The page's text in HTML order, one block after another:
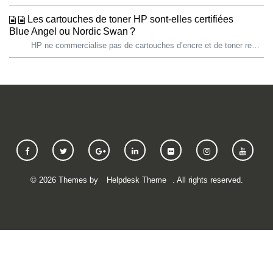
Les cartouches de toner HP sont-elles certifiées
Blue Angel ou Nordic Swan ?
HP ne commercialise pas de cartouches d’encre et de toner remanufacturées, rechargées ou de cartouches neuves fabriquées par des tiers, et déconseille l’ut...
© 2026Themes by Helpdesk Theme . All rights reserved.